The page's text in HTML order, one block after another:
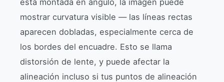
mostrar curvatura visible — las líneas rectas
aparecen dobladas, especialmente cerca de
los bordes del encuadre. Esto se llama
distorsión de lente, y puede afectar la
alineación incluso si tus puntos de alineación